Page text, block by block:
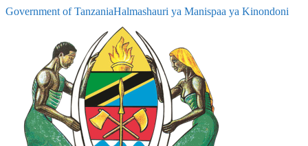
Government of TanzaniaHalmashauri ya Manispaa ya Kinondoni